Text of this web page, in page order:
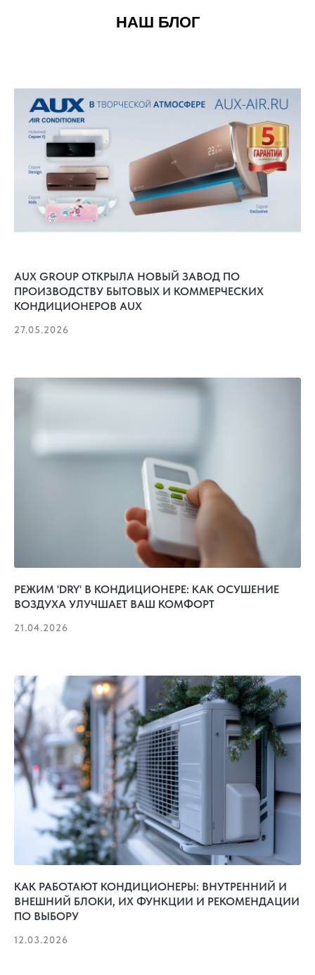
НАШ БЛОГ
AUX GROUP ОТКРЫЛА НОВЫЙ ЗАВОД ПО
ПРОИЗВОДСТВУ БЫТОВЫХ И КОММЕРЧЕСКИХ
КОНДИЦИОНЕРОВ AUX
27.05.2026
РЕЖИМ 'DRY' В КОНДИЦИОНЕРЕ: КАК ОСУШЕНИЕ
ВОЗДУХА УЛУЧШАЕТ ВАШ КОМФОРТ
21.04.2026
КАК РАБОТАЮТ КОНДИЦИОНЕРЫ: ВНУТРЕННИЙ И
ВНЕШНИЙ БЛОКИ, ИХ ФУНКЦИИ И РЕКОМЕНДАЦИИ
ПО ВЫБОРУ
12.03.2026